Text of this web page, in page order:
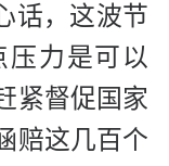
话，这波节
压力是可以
紧督促国家
赔这几百个